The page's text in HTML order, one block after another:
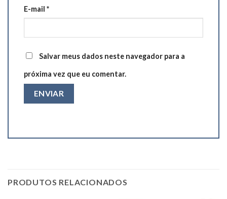
E-mail *
Salvar meus dados neste navegador para a
próxima vez que eu comentar.
PRODUTOS RELACIONADOS